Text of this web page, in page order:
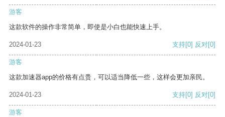
游客
这款软件的操作非常简单，即使是小白也能快速上手。
2024-01-23 支持[0] 反对[0]
游客
这款加速器app的价格有点贵，可以适当降低一些，这样会更加亲民。
2024-01-23 支持[0] 反对[0]
游客